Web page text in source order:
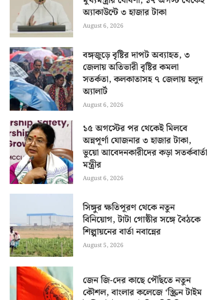
অ্যাকাউন্টে ৩ হাজার টাকা
August 6, 2026
বঙ্গজুড়ে বৃষ্টির দাপট অব্যাহত, ৩
জেলায় অতিভারী বৃষ্টির কমলা
সতর্কতা, কলকাতাসহ ৭ জেলায় হলুদ
অ্যালার্ট
August 6, 2026
১৫ অগস্টের পর থেকেই মিলবে
অন্নপূর্ণা যোজনার ৩ হাজার টাকা,
ভুয়ো আবেদনকারীদের কড়া সতর্কবার্তা
মন্ত্রীর
August 6, 2026
সিঙ্গুর ক্ষতিপূরণ থেকে নতুন
বিনিয়োগ, টাটা গোষ্ঠীর সঙ্গে বৈঠকে
শিল্পায়নের বার্তা নবান্নের
August 5, 2026
জেন জি-দের কাছে পৌঁছতে নতুন
কৌশল, বাংলার কলেজে ‘স্ক্রিন টাইম